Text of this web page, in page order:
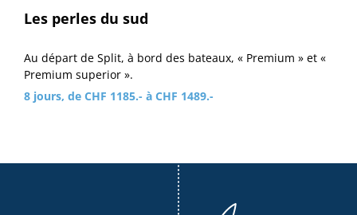
Les perles du sud
Au départ de Split, à bord des bateaux, « Premium » et «
Premium superior ».
8 jours, de CHF 1185.- à CHF 1489.-